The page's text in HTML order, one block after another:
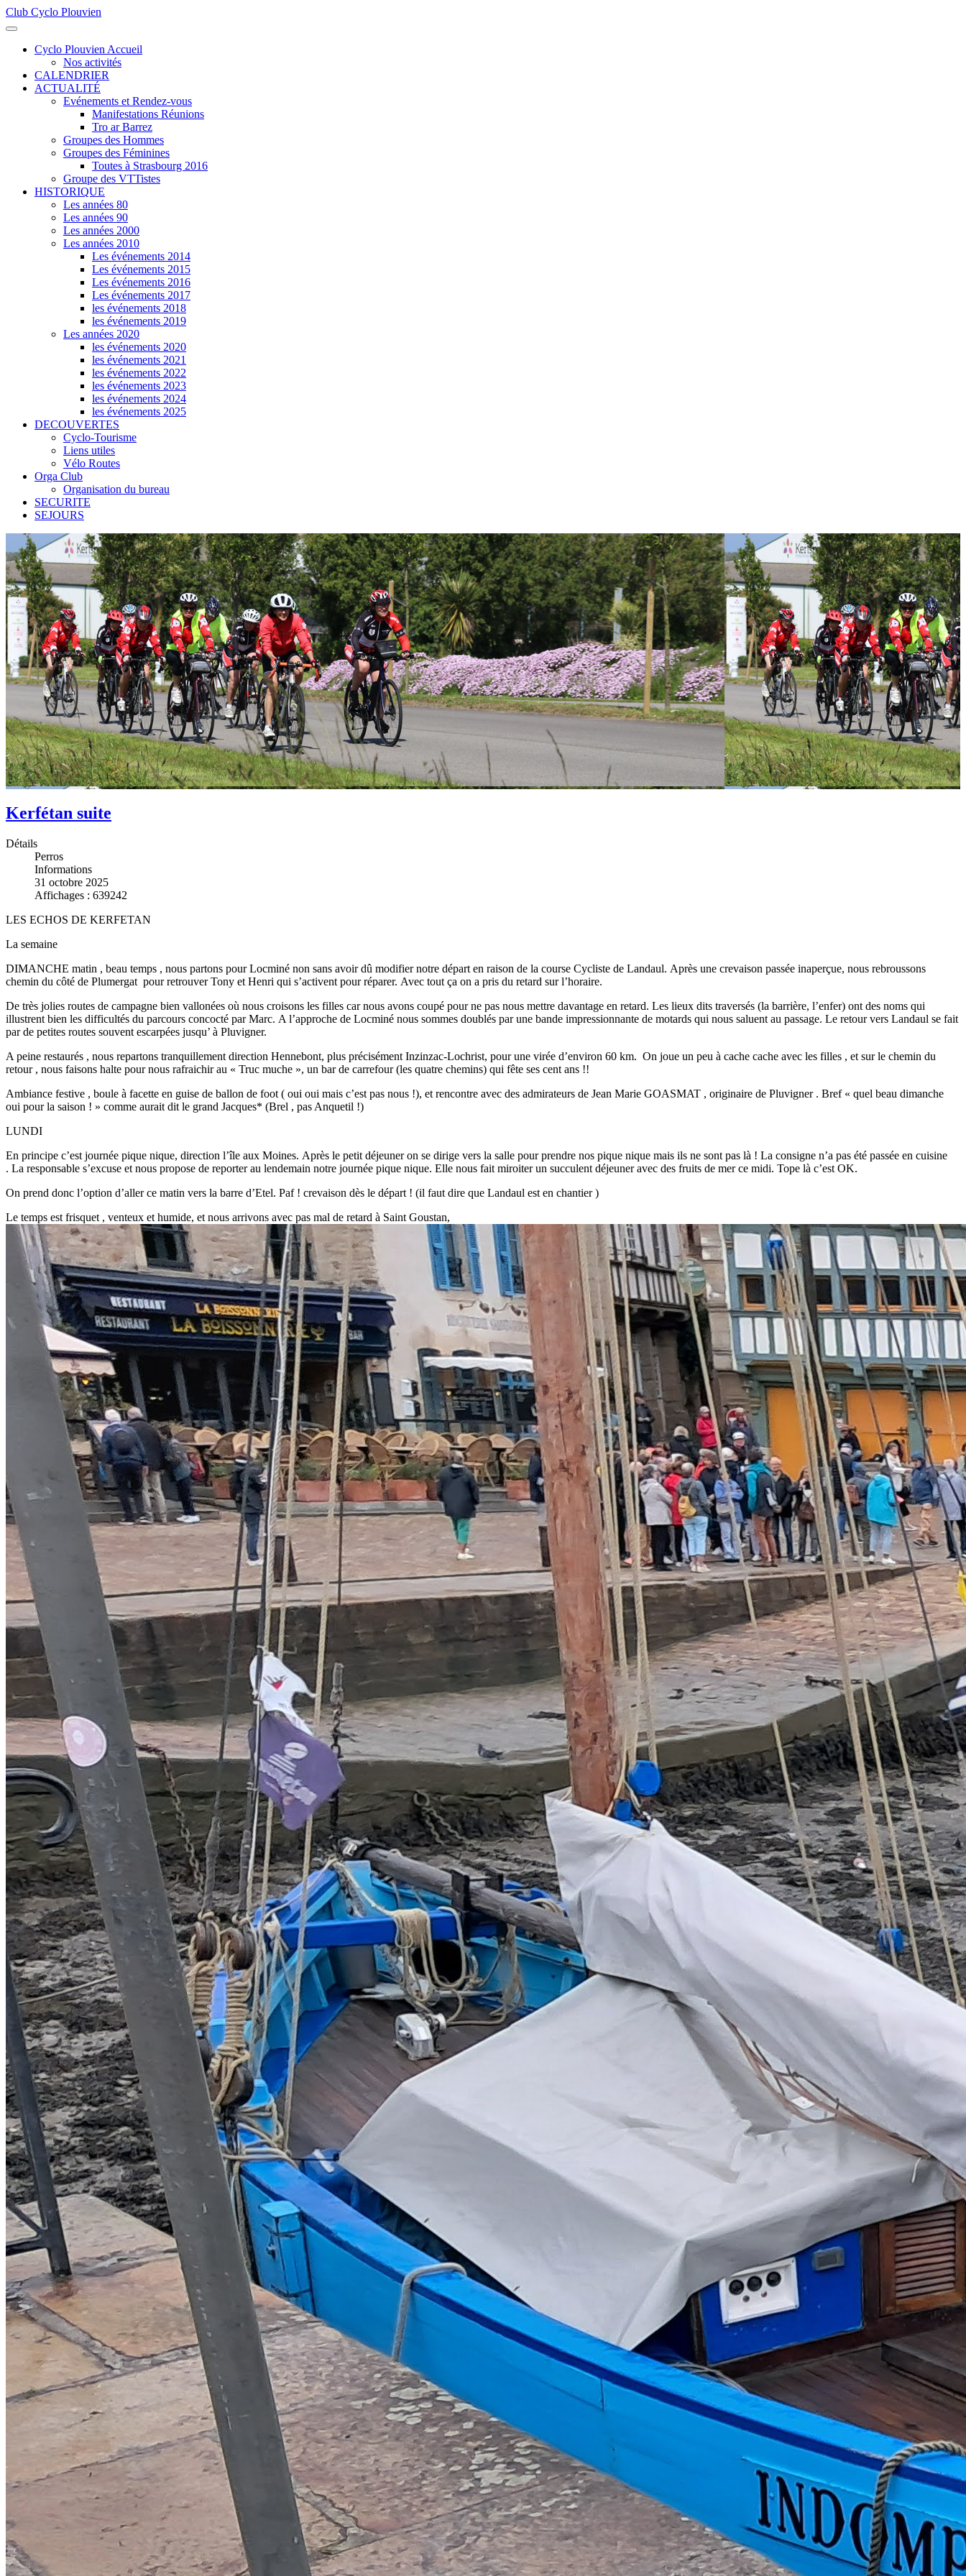
Club Cyclo Plouvien
Cyclo Plouvien Accueil
Nos activités
CALENDRIER
ACTUALITÉ
Evénements et Rendez-vous
Manifestations Réunions
Tro ar Barrez
Groupes des Hommes
Groupes des Féminines
Toutes à Strasbourg 2016
Groupe des VTTistes
HISTORIQUE
Les années 80
Les années 90
Les années 2000
Les années 2010
Les événements 2014
Les événements 2015
Les événements 2016
Les événements 2017
les événements 2018
les événements 2019
Les années 2020
les événements 2020
les événements 2021
les événements 2022
les événements 2023
les événements 2024
les événements 2025
DECOUVERTES
Cyclo-Tourisme
Liens utiles
Vélo Routes
Orga Club
Organisation du bureau
SECURITE
SEJOURS
Kerfétan suite
Détails
Perros
Informations
31 octobre 2025
Affichages : 639242
LES ECHOS DE KERFETAN
La semaine
DIMANCHE matin , beau temps , nous partons pour Locminé non sans avoir dû modifier notre départ en raison de la course Cycliste de Landaul. Après une crevaison passée inaperçue, nous rebroussons
chemin du côté de Plumergat pour retrouver Tony et Henri qui s’activent pour réparer. Avec tout ça on a pris du retard sur l’horaire.
De très jolies routes de campagne bien vallonées où nous croisons les filles car nous avons coupé pour ne pas nous mettre davantage en retard. Les lieux dits traversés (la barrière, l’enfer) ont des noms qui
illustrent bien les difficultés du parcours concocté par Marc. A l’approche de Locminé nous sommes doublés par une bande impressionnante de motards qui nous saluent au passage. Le retour vers Landaul se fait
par de petites routes souvent escarpées jusqu’ à Pluvigner.
A peine restaurés , nous repartons tranquillement direction Hennebont, plus précisément Inzinzac-Lochrist, pour une virée d’environ 60 km. On joue un peu à cache cache avec les filles , et sur le chemin du
retour , nous faisons halte pour nous rafraichir au « Truc muche », un bar de carrefour (les quatre chemins) qui fête ses cent ans !!
Ambiance festive , boule à facette en guise de ballon de foot ( oui oui mais c’est pas nous !), et rencontre avec des admirateurs de Jean Marie GOASMAT , originaire de Pluvigner . Bref « quel beau dimanche
oui pour la saison ! » comme aurait dit le grand Jacques* (Brel , pas Anquetil !)
LUNDI
En principe c’est journée pique nique, direction l’île aux Moines. Après le petit déjeuner on se dirige vers la salle pour prendre nos pique nique mais ils ne sont pas là ! La consigne n’a pas été passée en cuisine
. La responsable s’excuse et nous propose de reporter au lendemain notre journée pique nique. Elle nous fait miroiter un succulent déjeuner avec des fruits de mer ce midi. Tope là c’est OK.
On prend donc l’option d’aller ce matin vers la barre d’Etel. Paf ! crevaison dès le départ ! (il faut dire que Landaul est en chantier )
Le temps est frisquet , venteux et humide, et nous arrivons avec pas mal de retard à Saint Goustan,
précédente
précédent
suivante
suivant